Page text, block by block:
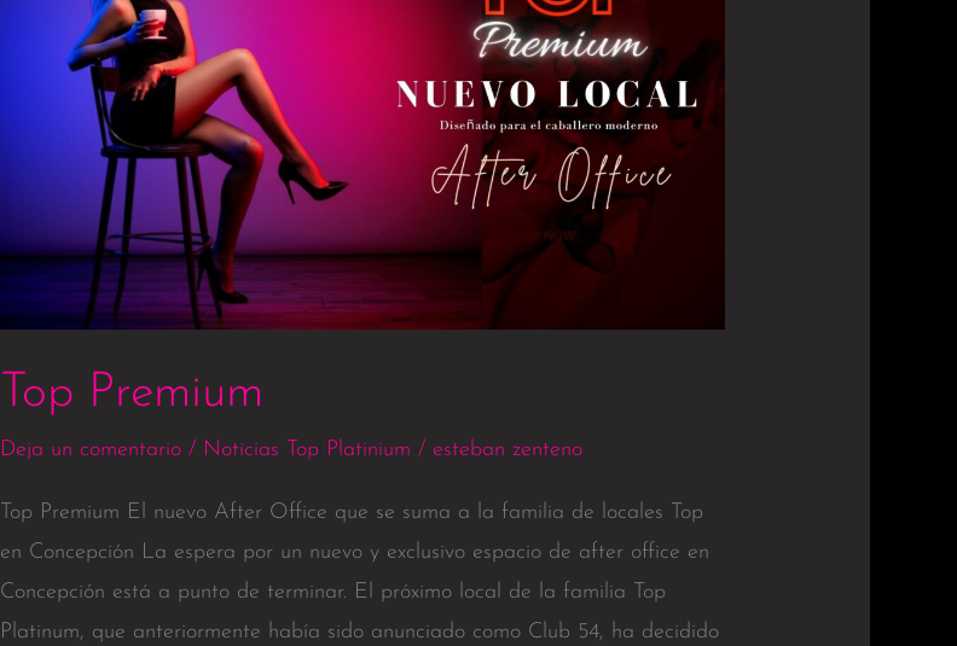
Top Premium
Deja un comentario / Noticias Top Platinium / esteban zenteno
Top Premium El nuevo After Office que se suma a la familia de locales Top
en Concepción La espera por un nuevo y exclusivo espacio de after office en
Concepción está a punto de terminar. El próximo local de la familia Top
Platinum, que anteriormente había sido anunciado como Club 54, ha decidido